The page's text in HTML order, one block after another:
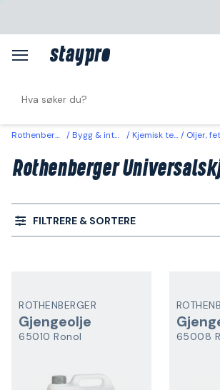
Rothenberger Bygg & interiør Kjemisk teknisk Oljer, fett &
Rothenberger
FILTRERE & SORTERE
ROTHENBERGER
Gjengeolje
65010 Ronol 65008